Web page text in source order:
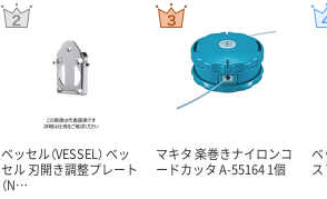
ベッセル（VESSEL） ベッ
セル 刃開き調整プレート
（N…
マキタ 楽巻きナイロンコ
ードカッタ A-55164 1個
ベ